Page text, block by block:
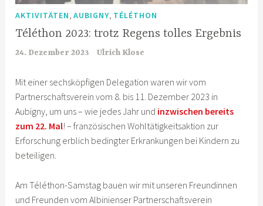
AKTIVITÄTEN ,AUBIGNY TÉLÉTHON
Téléthon 2023: trotz Regens tolles Ergebnis
24. Dezember 2023 Ulrich Klose
Mit einer sechsköpfigen Delegation waren wir vom
Partnerschaftsverein vom 8. bis 11. Dezember 2023 in
Aubigny, um uns – wie jedes Jahr und inzwischen bereits
zum 22. Mal! – französischen Wohltätigkeitsaktion zur
Erforschung erblich bedingter Erkrankungen bei Kindern zu
beteiligen.
Am Téléthon-Samstag bauen wir mit unseren Freundinnen
und Freunden vom Albinienser Partnerschaftsverein